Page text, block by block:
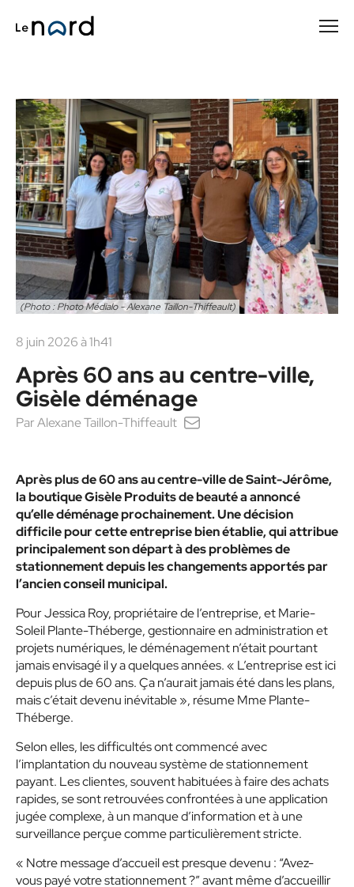
(Photo : Photo Médialo - Alexane Taillon-Thiffeault)
8 juin 2026 à 1h41
Après 60 ans au centre-ville,
Gisèle déménage
ParAlexane Taillon-Thiffeault
Après plus de 60 ans au centre-ville de Saint-Jérôme,
la boutique Gisèle Produits de beauté a annoncé
qu’elle déménage prochainement. Une décision
difficile pour cette entreprise bien établie, qui attribue
principalement son départ à des problèmes de
stationnement depuis les changements apportés par
l’ancien conseil municipal.
Pour Jessica Roy, propriétaire de l’entreprise, et Marie-
Soleil Plante-Théberge, gestionnaire en administration et
projets numériques, le déménagement n’était pourtant
jamais envisagé il y a quelques années. « L’entreprise est ici
depuis plus de 60 ans. Ça n’aurait jamais été dans les plans,
mais c’était devenu inévitable », résume Mme Plante-
Théberge.
Selon elles, les difficultés ont commencé avec
l’implantation du nouveau système de stationnement
payant. Les clientes, souvent habituées à faire des achats
rapides, se sont retrouvées confrontées à une application
jugée complexe, à un manque d’information et à une
surveillance perçue comme particulièrement stricte.
« Notre message d’accueil est presque devenu : “Avez-
vous payé votre stationnement ?” avant même d’accueillir